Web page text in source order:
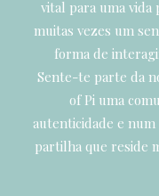
vital para uma
muitas vezes um
forma de
Sente-te parte da
of Pi uma
autenticidade e
partilha que reside